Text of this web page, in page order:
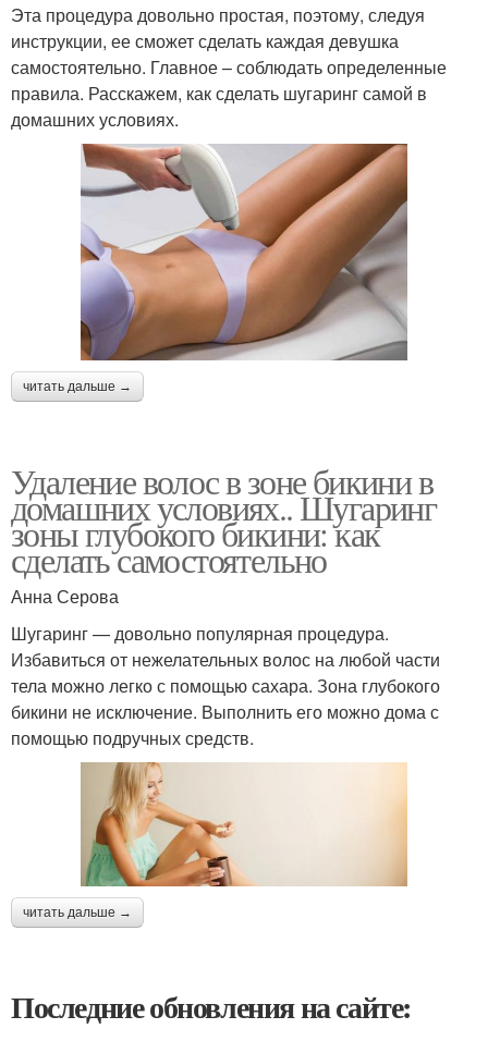
Эта процедура довольно простая, поэтому, следуя
инструкции, ее сможет сделать каждая девушка
самостоятельно. Главное – соблюдать определенные
правила. Расскажем, как сделать шугаринг самой в
домашних условиях.
читать дальше →
Удаление волос в зоне бикини в
домашних условиях.. Шугаринг
зоны глубокого бикини: как
сделать самостоятельно
Анна Серова
Шугаринг — довольно популярная процедура.
Избавиться от нежелательных волос на любой части
тела можно легко с помощью сахара. Зона глубокого
бикини не исключение. Выполнить его можно дома с
помощью подручных средств.
читать дальше →
Последние обновления на сайте: